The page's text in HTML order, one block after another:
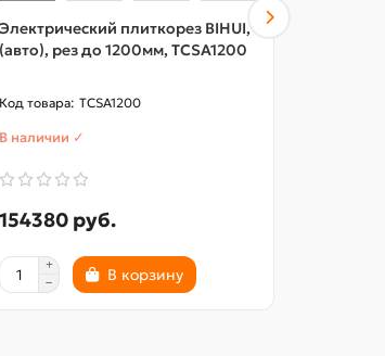
Электрический плиткорез BIHUI,
(авто), рез до 1200мм, TCSA1200
TCSA1200
В наличии ✓
154380 руб.
В корзину